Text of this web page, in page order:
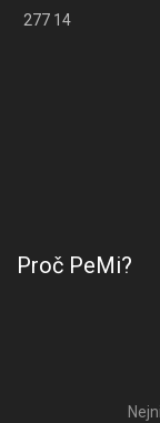
277 14
Proč PeMi?